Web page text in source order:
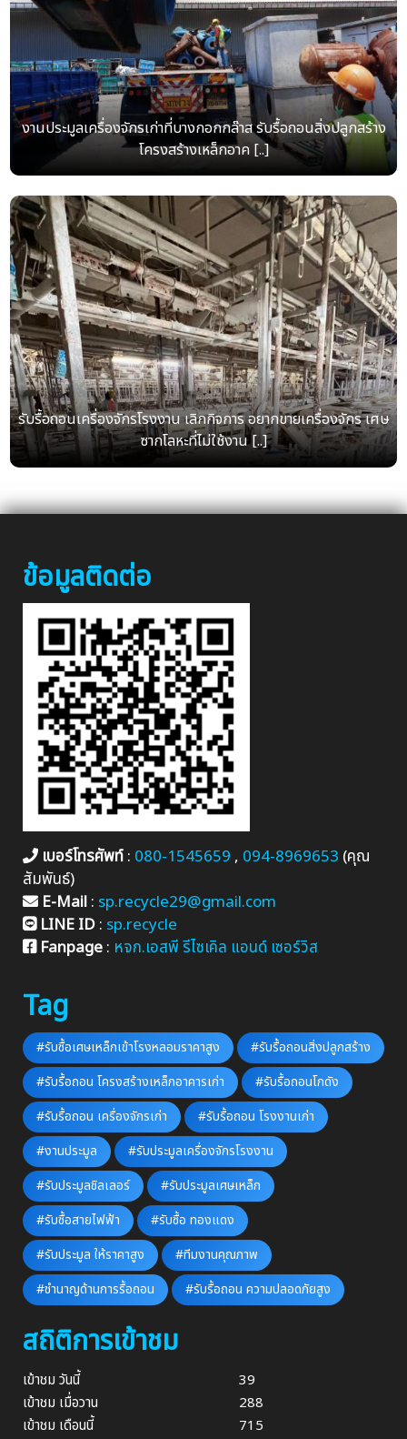
งานประมูลเครื่องจักรเก่าที่บางกอกกล๊าส รับรื้อถอนสิ่งปลูกสร้าง
โครงสร้างเหล็กอาค [..]
รับรื้อถอนเครื่องจักรโรงงาน เลิกกิจการ อยากขายเครื่องจักร เศษ
ซากโลหะที่ไม่ใช้งาน [..]
ข้อมูลติดต่อ
เบอร์โทรศัพท์: 080-1545659, 094-8969653 (คุณ
สัมพันธ์)
E-Mail: sp.recycle29@gmail.com
LINE ID: sp.recycle
Fanpage: หจก.เอสพี รีไซเคิล แอนด์ เซอร์วิส
Tag
#รับซื้อเศษเหล็กเข้าโรงหลอมราคาสูง
#รับรื้อถอนสิ่งปลูกสร้าง
#รับรื้อถอน โครงสร้างเหล็กอาคารเก่า
#รับรื้อถอนโกดัง
#รับรื้อถอน เครื่องจักรเก่า
#รับรื้อถอน โรงงานเก่า
#งานประมูล
#รับประมูลเครื่องจักรโรงงาน
#รับประมูลชิลเลอร์
#รับประมูลเศษเหล็ก
#รับซื้อสายไฟฟ้า
#รับซื้อ ทองแดง
#รับประมูล ให้ราคาสูง
#ทีมงานคุณภาพ
#ชำนาญด้านการรื้อถอน
#รับรื้อถอน ความปลอดภัยสูง
สถิติการเข้าชม
เข้าชม วันนี้
39
เข้าชม เมื่อวาน
288
เข้าชม เดือนนี้
715